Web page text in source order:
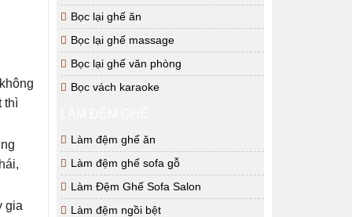
thì
gia
Bọc lại ghế ăn
Bọc lại ghế massage
Bọc lại ghế văn phòng
Bọc vách karaoke
Làm đệm ghế ăn
Làm đệm ghế sofa gỗ
Làm Đệm Ghế Sofa Salon
Làm đệm ngồi bệt